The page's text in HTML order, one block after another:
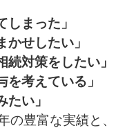
しまった」
かせしたい」
続対策をしたい」
を考えている」
たい」
の豊富な実績と、